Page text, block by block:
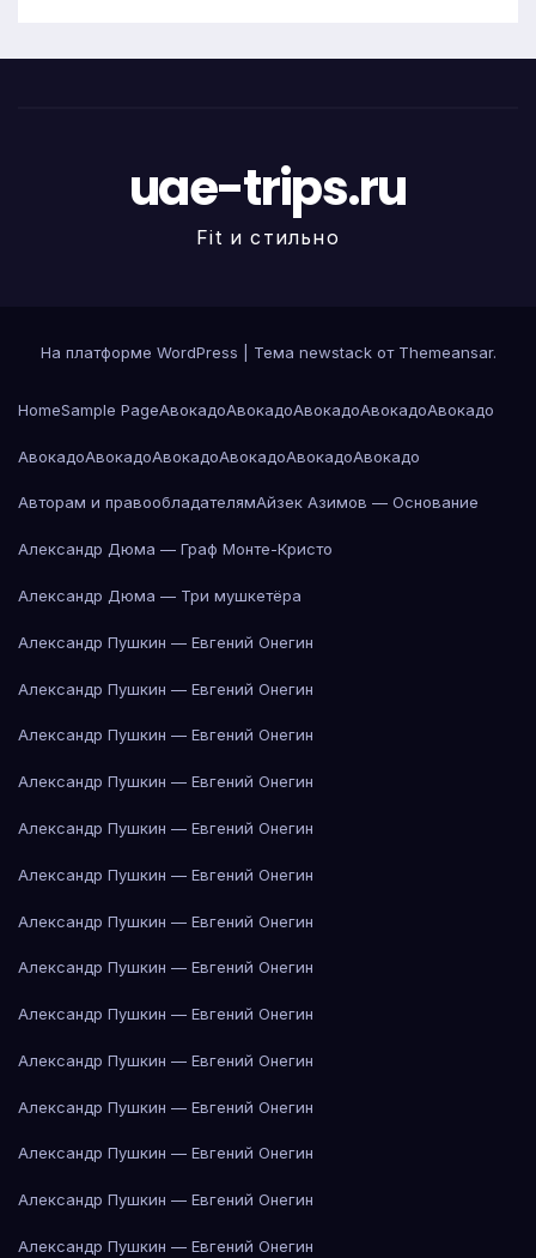
uae-trips.ru
Fit и стильно
На платформе WordPress Тема newstack от Themeansar.
HomeSample PageАвокадоАвокадоАвокадоАвокадоАвокадо
АвокадоАвокадоАвокадоАвокадоАвокадоАвокадо
Авторам и правообладателямАйзек Азимов — Основание
Александр Дюма — Граф Монте-Кристо
Александр Дюма — Три мушкетёра
Александр Пушкин — Евгений Онегин
Александр Пушкин — Евгений Онегин
Александр Пушкин — Евгений Онегин
Александр Пушкин — Евгений Онегин
Александр Пушкин — Евгений Онегин
Александр Пушкин — Евгений Онегин
Александр Пушкин — Евгений Онегин
Александр Пушкин — Евгений Онегин
Александр Пушкин — Евгений Онегин
Александр Пушкин — Евгений Онегин
Александр Пушкин — Евгений Онегин
Александр Пушкин — Евгений Онегин
Александр Пушкин — Евгений Онегин
Александр Пушкин — Евгений Онегин